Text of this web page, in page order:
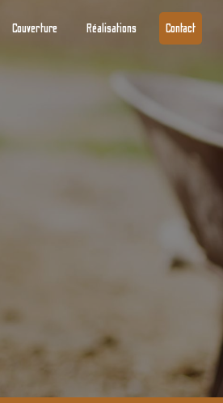
Couverture Réalisations Contact